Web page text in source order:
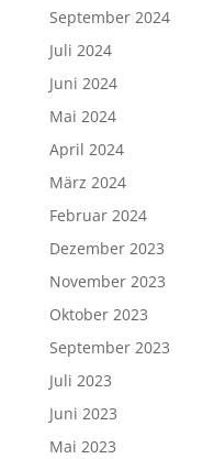
September 2024
Juli 2024
Juni 2024
Mai 2024
April 2024
März 2024
Februar 2024
Dezember 2023
November 2023
Oktober 2023
September 2023
Juli 2023
Juni 2023
Mai 2023